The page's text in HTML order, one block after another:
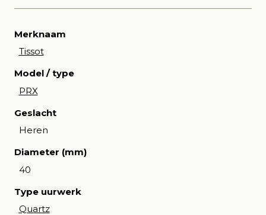
Merknaam
Tissot
Model / type
PRX
Geslacht
Heren
Diameter (mm)
40
Type uurwerk
Quartz